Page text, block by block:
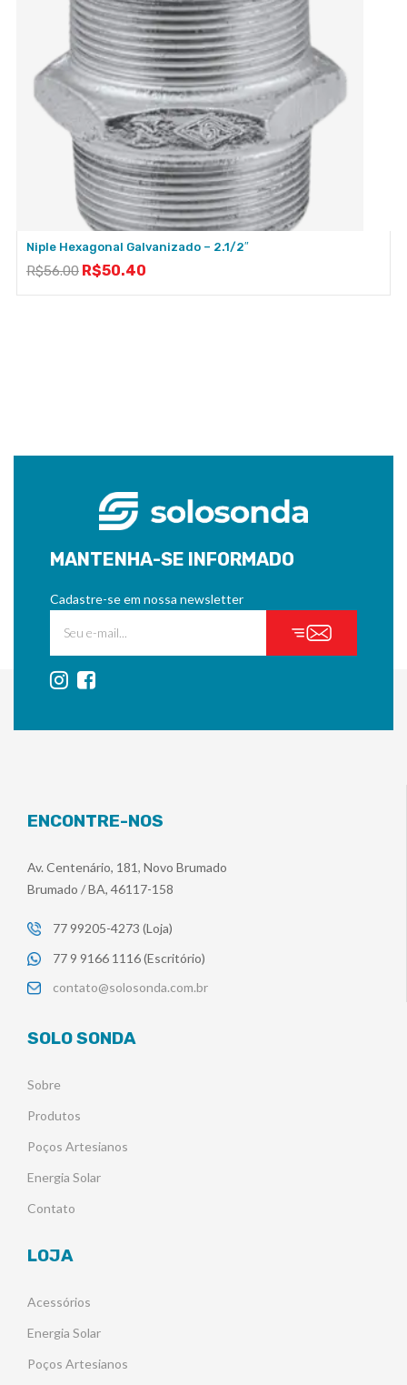
Niple Hexagonal Galvanizado – 2.1/2″
R$56.00 R$50.40
MANTENHA-SE INFORMADO
Cadastre-se em nossa newsletter
ENCONTRE-NOS
Av. Centenário, 181, Novo Brumado
Brumado / BA, 46117-158
77 99205-4273 (Loja)
77 9 9166 1116 (Escritório)
contato@solosonda.com.br
SOLO SONDA
Sobre
Produtos
Poços Artesianos
Energia Solar
Contato
LOJA
Acessórios
Energia Solar
Poços Artesianos